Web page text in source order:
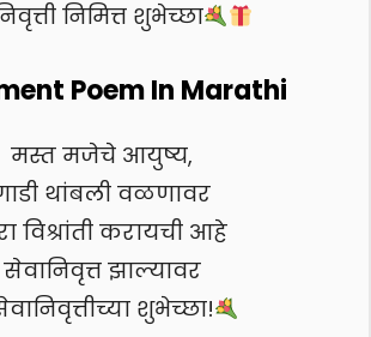
निमित्त शुभेच्छा
Poem In Marathi
मस्त मजेचे आयुष्य,
थांबली वळणावर
विश्रांती करायची आहे
सेवानिवृत्त झाल्यावर
शुभेच्छा!